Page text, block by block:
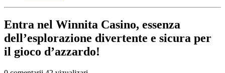
Entra nel Winnita Casino, essenza
dell’esplorazione divertente e sicura per
il gioco d’azzardo!